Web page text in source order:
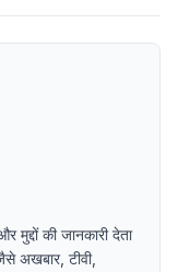
मुद्दों की जानकारी देता
अखबार, टीवी,